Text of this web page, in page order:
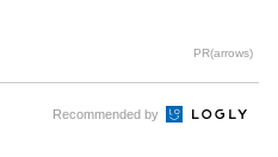
PR(arrows)
Recommended by